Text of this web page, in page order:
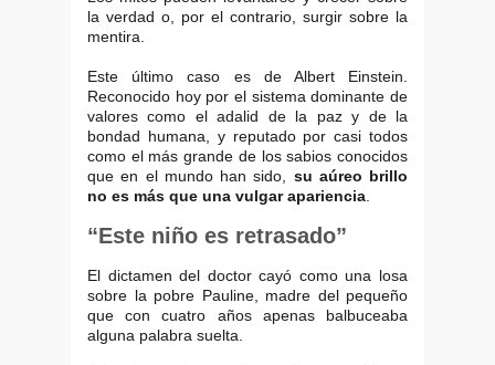
la verdad o, por el contrario, surgir sobre la
mentira.
Este último caso es de Albert Einstein.
Reconocido hoy por el sistema dominante de
valores como el adalid de la paz y de la
bondad humana, y reputado por casi todos
como el más grande de los sabios conocidos
que en el mundo han sido, su aúreo brillo
no es más que una vulgar apariencia
“Este niño es retrasado”
El dictamen del doctor cayó como una losa
sobre la pobre Pauline, madre del pequeño
que con cuatro años apenas balbuceaba
alguna palabra suelta.